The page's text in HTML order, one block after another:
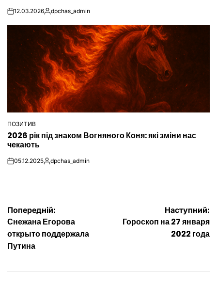
on12.03.2026Опубліковано
dpchas_admin
ОПУБЛІКУВАТИ
У
ПОЗИТИВ
2026 рік під знаком Вогняного Коня: які зміни нас
чекають
on05.12.2025Опубліковано
dpchas_admin
Навігація
записів
Попередній:
Снежана Егорова
открыто поддержала
Путина
Наступний:
Гороскоп на 27 января
2022 года